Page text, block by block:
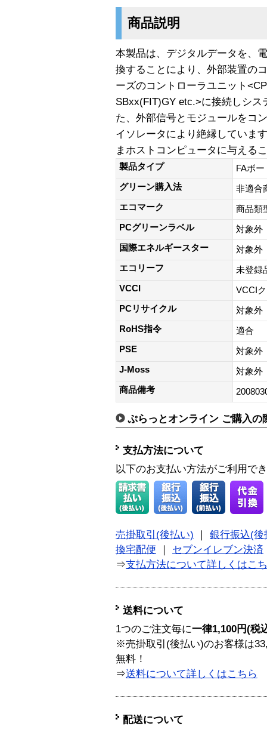
商品説明
本製品は、デジタルデータを、
換することにより、外部装置の
ーズのコントローラユニット
SBxx(FIT)GY etc.>に接続しシ
た、外部信号とモジュールをコ
イソレータにより絶縁していま
まホストコンピュータに与える
製品タイプ
FAボ
グリーン購入法
非適合
エコマーク
商品類
PCグリーンラベル
対象外
国際エネルギースター
対象外
エコリーフ
未登録
VCCI
VCCI
PCリサイクル
対象外
RoHS指令
適合
PSE
対象外
J-Moss
対象外
商品備考
ぷらっとオンライン ご購入の
支払方法について
以下のお支払い方法がご利用で
売掛取引(後払い)
銀行振込(後
換宅配便
セブンイレブン決済
⇒支払方法について詳しくはこ
送料について
1つのご注文毎に一律1,100円(税
※売掛取引(後払い)のお客様は
無料！
⇒送料について詳しくはこちら
配送について